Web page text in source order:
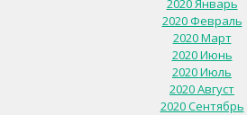
2020 Январь
2020 Февраль
2020 Март
2020 Июнь
2020 Июль
2020 Август
2020 Сентябрь